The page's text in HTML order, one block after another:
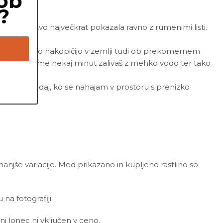
največkrat pokazala ravno z rumenimi listi.
se lahko nakopičijo v zemlji tudi ob prekomernem
tako, da me nekaj minut zalivaš z mehko vodo ter tako
tudi tedaj, ko se nahajam v prostoru s prenizko
variacije. Med prikazano in kupljeno rastlino so
na fotografiji.
lonec ni vključen v ceno.